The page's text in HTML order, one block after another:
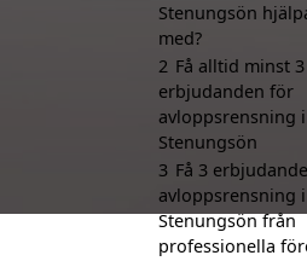
Stenungsön
med?
2 Få alltid minst 3
erbjudanden för
avloppsrensning i
Stenungsön
3 Få 3
avloppsrensning i
Stenungsön från
professionella